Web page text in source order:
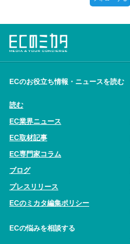
ECのお役立ち情報・ニュースを読む
読む
EC業界ニュース
EC取材記事
EC専門家コラム
ブログ
プレスリリース
ECのミカタ編集ポリシー
ECの悩みを相談する